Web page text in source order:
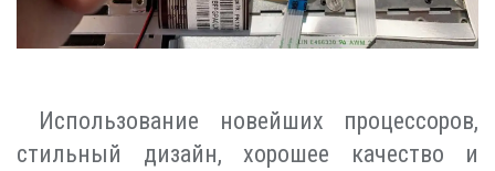
Использование новейших процессоров,
стильный дизайн, хорошее качество и